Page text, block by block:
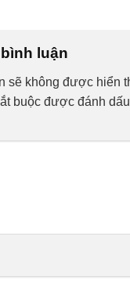
luận
sẽ không được hiển
buộc được đánh dấu